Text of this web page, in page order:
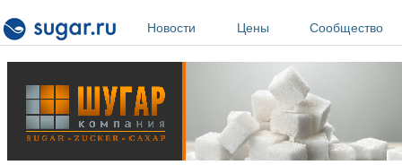
Новости
Цены Сообщество